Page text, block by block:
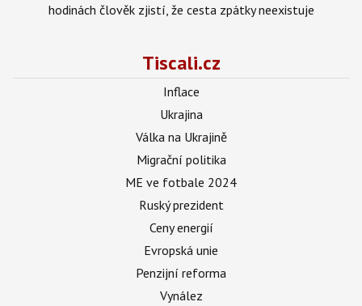
hodinách člověk zjistí, že cesta zpátky neexistuje
Tiscali.cz
Inflace
Ukrajina
Válka na Ukrajině
Migrační politika
ME ve fotbale 2024
Ruský prezident
Ceny energií
Evropská unie
Penzijní reforma
Vynález